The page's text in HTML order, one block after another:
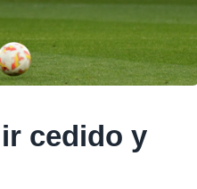
cedido y